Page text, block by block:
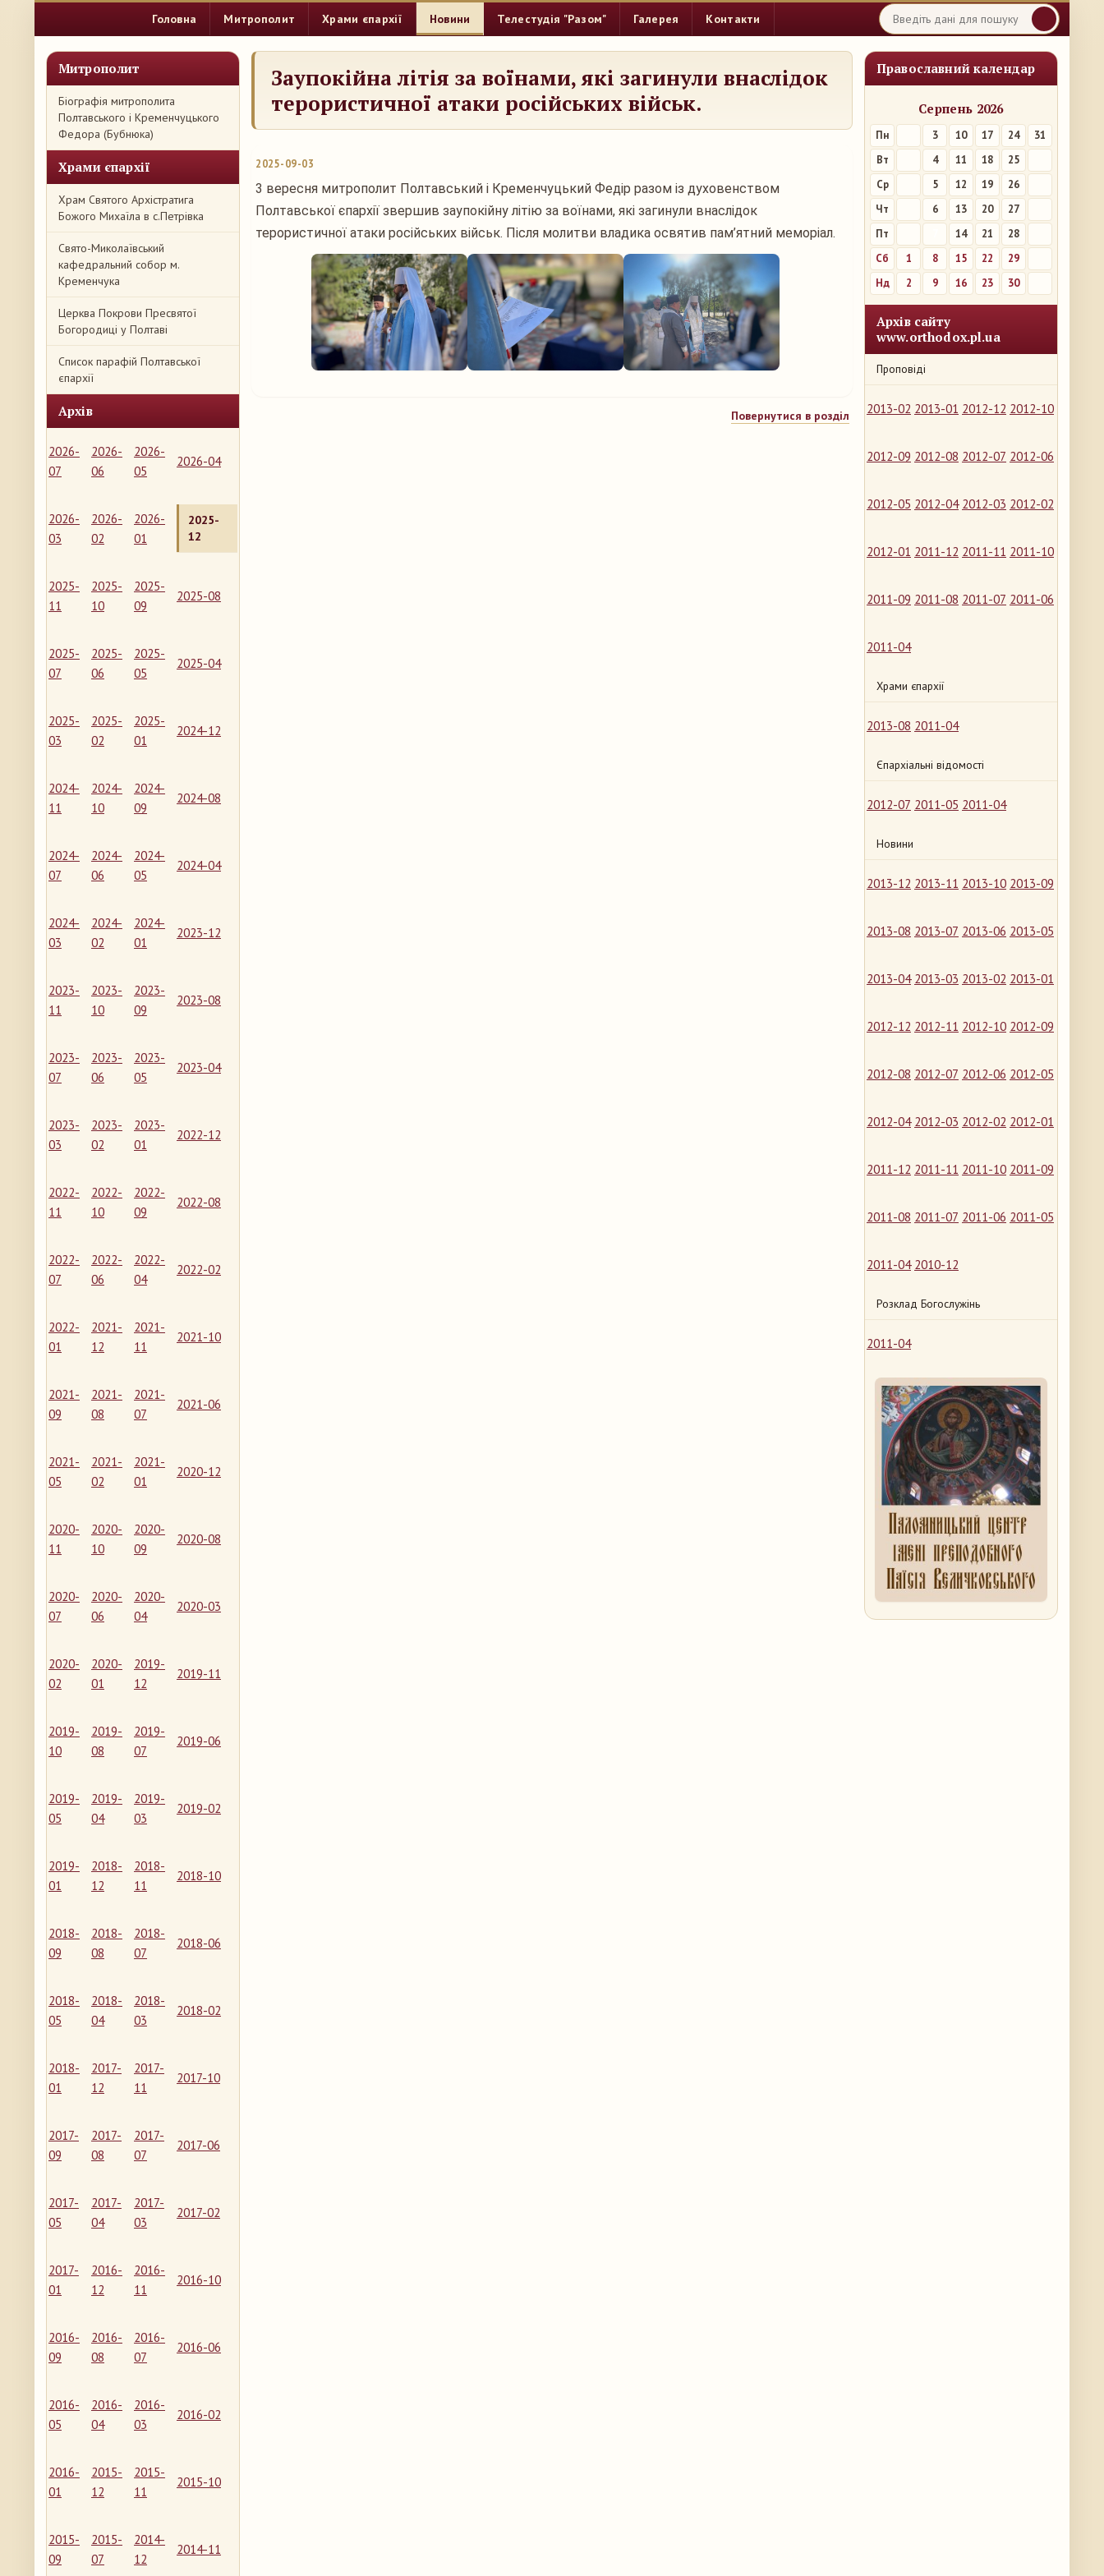
Головна Митрополит Храми єпархії Новини Телестудія "Разом" Галерея Контакти
Митрополит
Біографія митрополита
Полтавського і Кременчуцького
Федора (Бубнюка)
Храми єпархії
Храм Святого Архістратига
Божого Михаїла в с.Петрівка
Свято-Миколаївський
кафедральний собор м.
Кременчука
Церква Покрови Пресвятої
Богородиці у Полтаві
Список парафій Полтавської
єпархії
Архів
2026-
07
2026-
06
2026-
05
2026-04
2026-
03
2026-
02
2026-
01
2025-
12
2025-
11
2025-
10
2025-
09
2025-08
2025-
07
2025-
06
2025-
05
2025-04
2025-
03
2025-
02
2025-
01
2024-12
2024-
11
2024-
10
2024-
09
2024-08
2024-
07
2024-
06
2024-
05
2024-04
2024-
03
2024-
02
2024-
01
2023-12
2023-
11
2023-
10
2023-
09
2023-08
2023-
07
2023-
06
2023-
05
2023-04
2023-
03
2023-
02
2023-
01
2022-12
2022-
11
2022-
10
2022-
09
2022-08
2022-
07
2022-
06
2022-
04
2022-02
2022-
01
2021-
12
2021-
11
2021-10
2021-
09
2021-
08
2021-
07
2021-06
2021-
05
2021-
02
2021-
01
2020-12
2020-
11
2020-
10
2020-
09
2020-08
2020-
07
2020-
06
2020-
04
2020-03
2020-
02
2020-
01
2019-
12
2019-11
2019-
10
2019-
08
2019-
07
2019-06
2019-
05
2019-
04
2019-
03
2019-02
2019-
01
2018-
12
2018-
11
2018-10
2018-
09
2018-
08
2018-
07
2018-06
2018-
05
2018-
04
2018-
03
2018-02
2018-
01
2017-
12
2017-
11
2017-10
2017-
09
2017-
08
2017-
07
2017-06
2017-
05
2017-
04
2017-
03
2017-02
2017-
01
2016-
12
2016-
11
2016-10
2016-
09
2016-
08
2016-
07
2016-06
2016-
05
2016-
04
2016-
03
2016-02
2016-
01
2015-
12
2015-
11
2015-10
2015-
09
2015-
07
2014-
12
2014-11
Православний календар
Серпень 2026
Пн 3 10 17 24
31
Вт
4 11 18
25
Ср
5 12 19
26
Чт
6 13 20
27
Пт
14 21
28
Сб
1 8 15 22
29
Нд
2 9 16 23 30
Архів сайту
www.orthodox.pl.ua
Проповіді
2013-02 2013-01 2012-12 2012-10
2012-09 2012-08 2012-07 2012-06
2012-05 2012-04 2012-03 2012-02
2012-01 2011-12 2011-11 2011-10
2011-09 2011-08 2011-07 2011-06
2011-04
Храми єпархії
2013-08 2011-04
Єпархіальні відомості
2012-07 2011-05 2011-04
Новини
2013-12 2013-11 2013-10 2013-09
2013-08 2013-07 2013-06 2013-05
2013-04 2013-03 2013-02 2013-01
2012-12 2012-11 2012-10 2012-09
2012-08 2012-07 2012-06 2012-05
2012-04 2012-03 2012-02 2012-01
2011-12 2011-11 2011-10 2011-09
2011-08 2011-07 2011-06 2011-05
2011-04 2010-12
Розклад Богослужінь
2011-04
Заупокійна літія за воїнами, які загинули внаслідок
терористичної атаки російських військ.
2025-09-03
3 вересня митрополит Полтавський і Кременчуцький Федір разом із духовенством
Полтавської єпархії звершив заупокійну літію за воїнами, які загинули внаслідок
терористичної атаки російських військ. Після молитви владика освятив пам’ятний меморіал.
Повернутися в розділ